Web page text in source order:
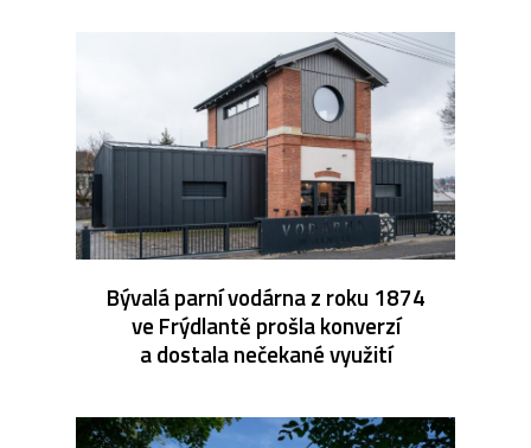
Bývalá parní vodárna z roku 1874
ve Frýdlantě prošla konverzí
a dostala nečekané využití